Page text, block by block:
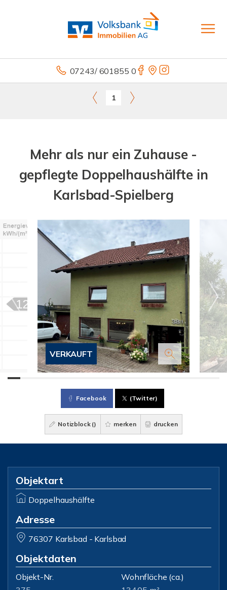
07243/ 601855 0
1
Mehr als nur ein Zuhause -
gepflegte Doppelhaushälfte in
Karlsbad-Spielberg
VERKAUFT
Facebook (Twitter)
Notizblock () merken drucken
Objektart
Doppelhaushälfte
Adresse
76307 Karlsbad - Karlsbad
Objektdaten
Objekt-Nr.
Wohnfläche (ca.)